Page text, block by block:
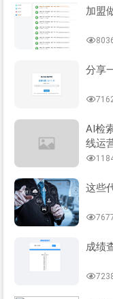
加盟
分享
AI检
线运
这些
成绩